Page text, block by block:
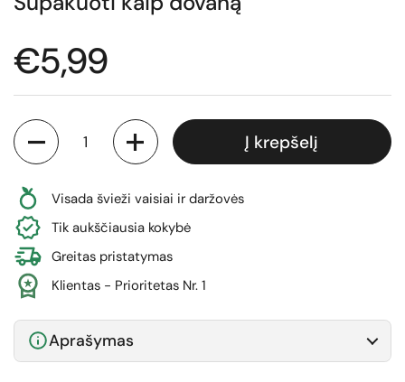
Normali kaina
€5,99
Kiekis
Į krepšelį
Visada švieži vaisiai ir daržovės
Tik aukščiausia kokybė
Greitas pristatymas
Klientas - Prioritetas Nr. 1
Aprašymas